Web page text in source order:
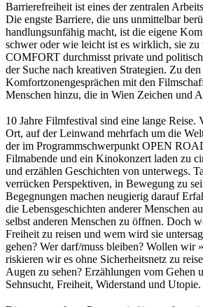
Barrierefreiheit ist eines der zentralen
Die engste Barriere, die uns unmittelbar
handlungsunfähig macht, ist die eigene
schwer oder wie leicht ist es wirklich, sie
COMFORT durchmisst private und
der Suche nach kreativen Strategien. Zu
Komfortzonengesprächen mit den
Menschen hinzu, die in Wien Zeichen und
10 Jahre Filmfestival sind eine lange Reise.
Ort, auf der Leinwand mehrfach um die
der im Programmschwerpunkt OPEN
Filmabende und ein Kinokonzert laden zu
und erzählen Geschichten von unterwegs.
verrücken Perspektiven, in Bewegung zu
Begegnungen machen neugierig darauf
die Lebensgeschichten anderer Menschen
selbst anderen Menschen zu öffnen. Doch
Freiheit zu reisen und wem wird sie
gehen? Wer darf/muss bleiben? Wollen wir
riskieren wir es ohne Sicherheitsnetz zu
Augen zu sehen? Erzählungen vom Gehen
Sehnsucht, Freiheit, Widerstand und Utopie.